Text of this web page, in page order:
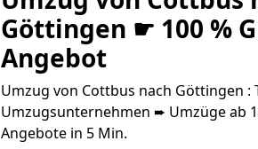
Göttingen ☛ 100 %
Angebot
Umzug von Cottbus nach Göttingen :
Umzugsunternehmen ➨ Umzüge ab
Angebote in 5 Min.